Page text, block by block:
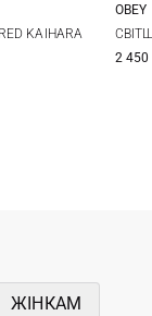
33
KAIHARA
M
OBEY
2 450
ЖІНКАМ